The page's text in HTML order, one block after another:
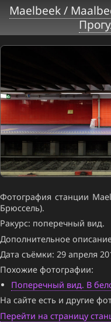
Maelbeek /
Фотография станции
Брюссель).
Ракурс: поперечный вид.
Дополнительное
Дата съёмки: 29 апреля
Похожие фотографии:
Поперечный вид. В
На сайте есть и другие
Перейти на страницу